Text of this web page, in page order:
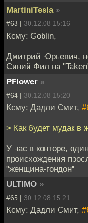
MartiniTesla »
#63 | 30.12.08 15:16
Кому: Goblin,
Дмитрий Юрьевич,
Синий Фил на
PFlower »
#64 | 30.12.08 15:20
Кому: Дадли Смит,
> Как будет мудак в
У нас в конторе,
происхождения
"женщина-гондон"
ULTIMO »
#65 | 30.12.08 15:21
Кому: Дадли Смит,